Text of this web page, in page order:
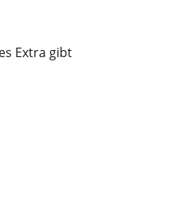
Extra gibt